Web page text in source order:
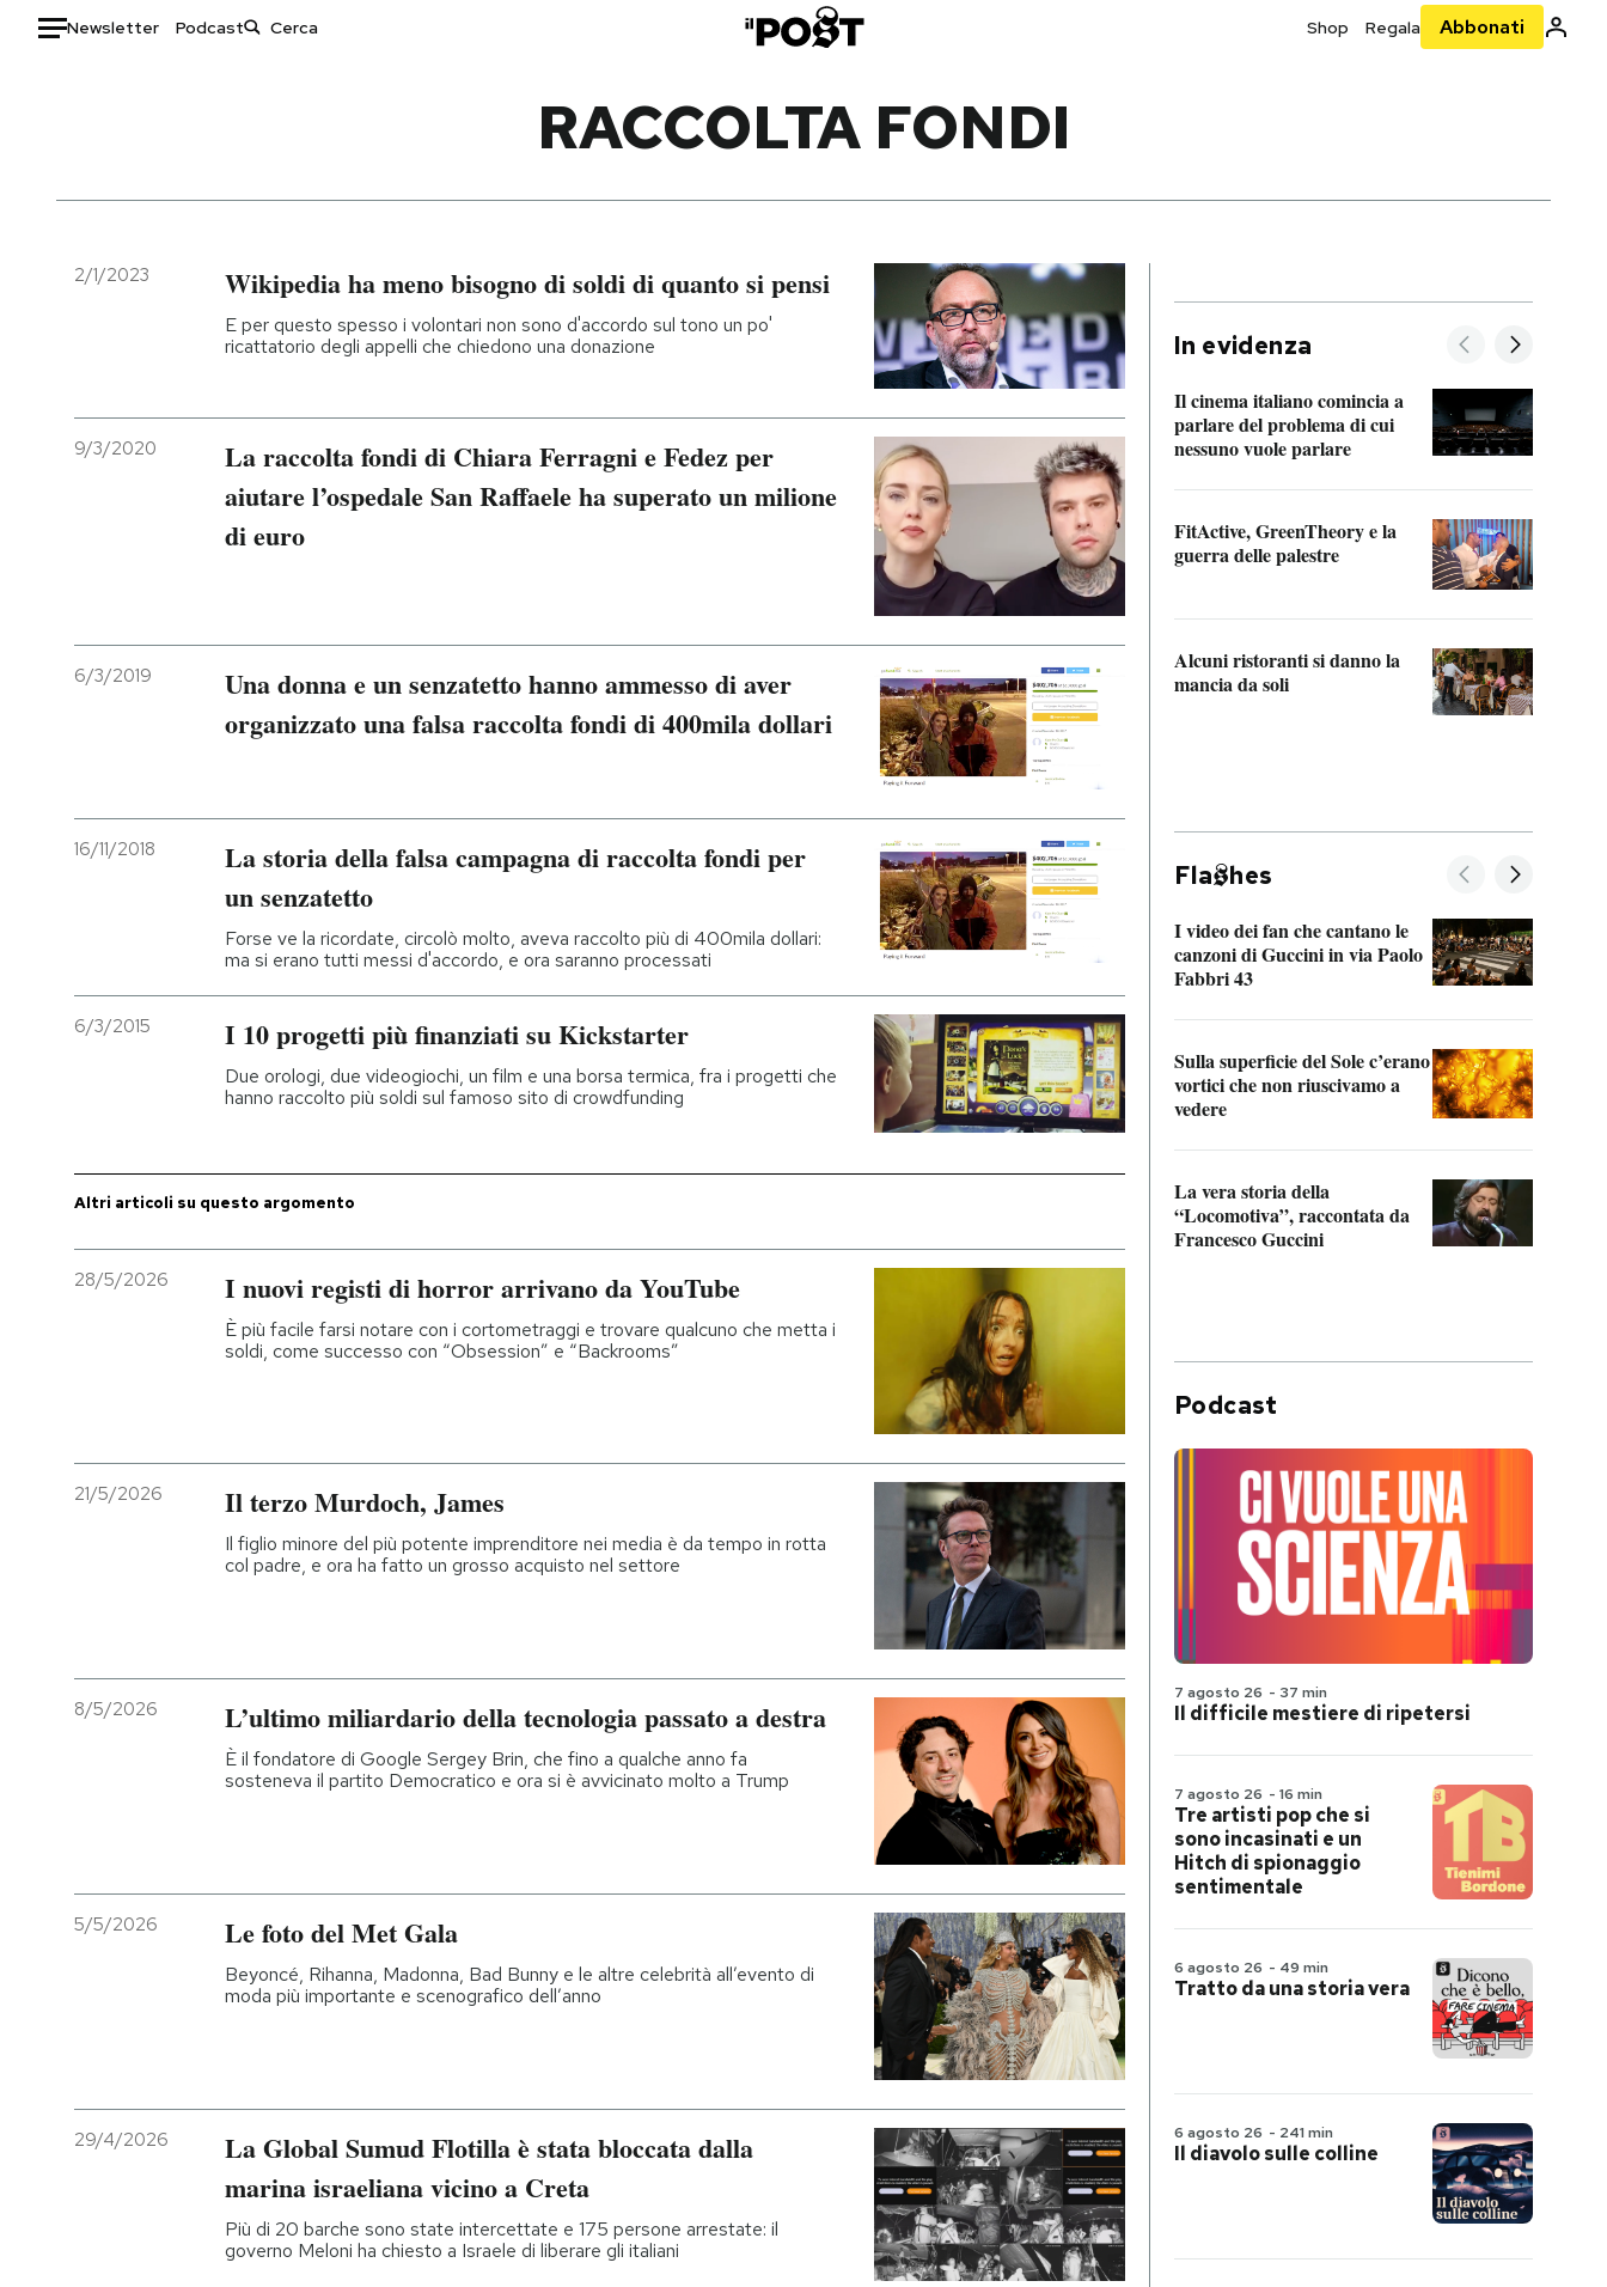
Newsletter Podcast Shop Regala Abbonati
Italia
Politica
Economia
Moda
Ok Boomer!
SHOP
Entra
RACCOLTA FONDI
2/1/2023 Wikipedia ha meno bisogno di soldi di quanto si pensi
E per questo spesso i volontari non sono d'accordo sul tono un po'
ricattatorio degli appelli che chiedono una donazione
9/3/2020
La raccolta fondi di Chiara Ferragni e Fedez per
aiutare l’ospedale San Raffaele ha superato un milione
di euro
6/3/2019
Una donna e un senzatetto hanno ammesso di aver
organizzato una falsa raccolta fondi di 400mila dollari
16/11/2018
La storia della falsa campagna di raccolta fondi per
un senzatetto
Forse ve la ricordate, circolò molto, aveva raccolto più di 400mila dollari:
ma si erano tutti messi d'accordo, e ora saranno processati
6/3/2015 I 10 progetti più finanziati su Kickstarter
Due orologi, due videogiochi, un film e una borsa termica, fra i progetti che
hanno raccolto più soldi sul famoso sito di crowdfunding
Altri articoli su questo argomento
28/5/2026 I nuovi registi di horror arrivano da YouTube
È più facile farsi notare con i cortometraggi e trovare qualcuno che metta i
soldi, come successo con “Obsession” e “Backrooms”
21/5/2026 Il terzo Murdoch, James
Il figlio minore del più potente imprenditore nei media è da tempo in rotta
col padre, e ora ha fatto un grosso acquisto nel settore
8/5/2026 L’ultimo miliardario della tecnologia passato a destra
È il fondatore di Google Sergey Brin, che fino a qualche anno fa
sosteneva il partito Democratico e ora si è avvicinato molto a Trump
5/5/2026 Le foto del Met Gala
Beyoncé, Rihanna, Madonna, Bad Bunny e le altre celebrità all’evento di
moda più importante e scenografico dell’anno
29/4/2026
La Global Sumud Flotilla è stata bloccata dalla
marina israeliana vicino a Creta
Più di 20 barche sono state intercettate e 175 persone arrestate: il
governo Meloni ha chiesto a Israele di liberare gli italiani
In evidenza
Il cinema italiano comincia a
parlare del problema di cui
nessuno vuole parlare
FitActive, GreenTheory e la
guerra delle palestre
Alcuni ristoranti si danno la
mancia da soli
Fla hes
I video dei fan che cantano le
canzoni di Guccini in via Paolo
Fabbri 43
Sulla superficie del Sole c’erano
vortici che non riuscivamo a
vedere
La vera storia della
“Locomotiva”, raccontata da
Francesco Guccini
Podcast
7 agosto 26 - 37 min
Il difficile mestiere di ripetersi
7 agosto 26 - 16 min
Tre artisti pop che si
sono incasinati e un
Hitch di spionaggio
sentimentale
6 agosto 26 - 49 min
Tratto da una storia vera
6 agosto 26 - 241 min
Il diavolo sulle colline